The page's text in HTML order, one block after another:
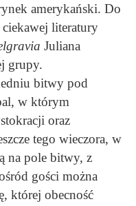
amerykański. Do
literatury
Juliana
grupy.
bitwy pod
w którym
oraz
tego wieczora, w
na pole bitwy, z
gości można
której obecność